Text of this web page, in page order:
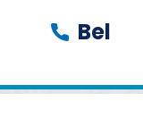
Bel